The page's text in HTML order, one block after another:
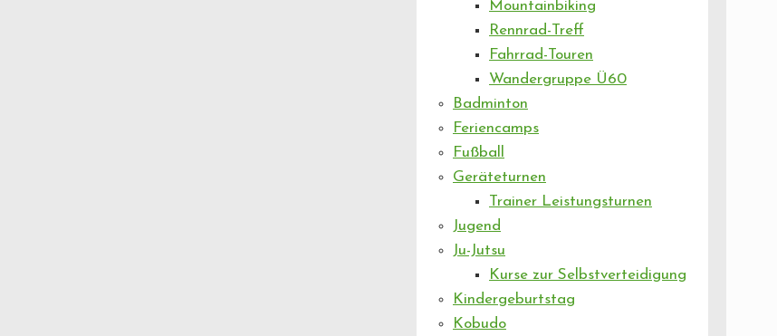
Mountainbiking
Rennrad-Treff
Fahrrad-Touren
Wandergruppe Ü60
Badminton
Feriencamps
Fußball
Geräteturnen
Trainer Leistungsturnen
Jugend
Ju-Jutsu
Kurse zur Selbstverteidigung
Kindergeburtstag
Kobudo